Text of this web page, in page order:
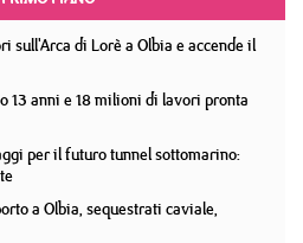
sull'Arca di Lorè a Olbia e accende il
13 anni e 18 milioni di lavori pronta
per il futuro tunnel sottomarino:
a Olbia, sequestrati caviale,